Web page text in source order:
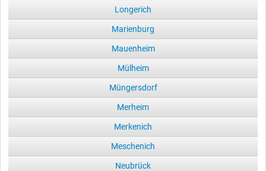
Longerich
Marienburg
Mauenheim
Mülheim
Müngersdorf
Merheim
Merkenich
Meschenich
Neubrück